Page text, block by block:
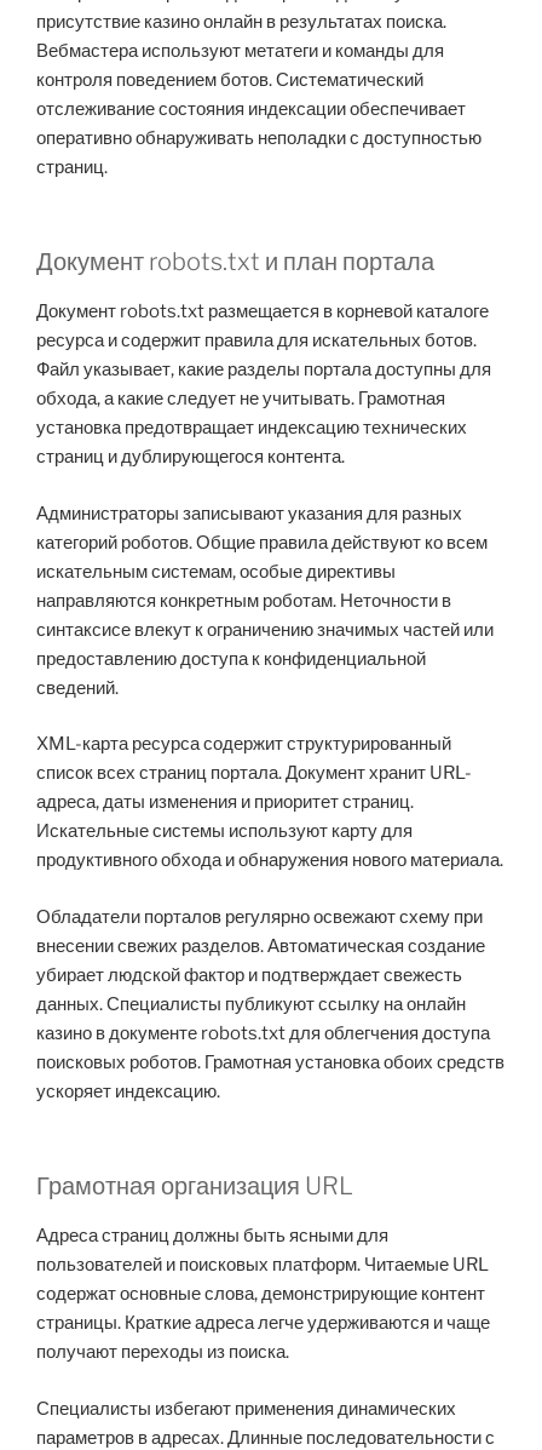
присутствие казино онлайн в результатах поиска.
Вебмастера используют метатеги и команды для
контроля поведением ботов. Систематический
отслеживание состояния индексации обеспечивает
оперативно обнаруживать неполадки с доступностью
страниц.
Документ robots.txt и план портала
Документ robots.txt размещается в корневой каталоге
ресурса и содержит правила для искательных ботов.
Файл указывает, какие разделы портала доступны для
обхода, а какие следует не учитывать. Грамотная
установка предотвращает индексацию технических
страниц и дублирующегося контента.
Администраторы записывают указания для разных
категорий роботов. Общие правила действуют ко всем
искательным системам, особые директивы
направляются конкретным роботам. Неточности в
синтаксисе влекут к ограничению значимых частей или
предоставлению доступа к конфиденциальной
сведений.
XML-карта ресурса содержит структурированный
список всех страниц портала. Документ хранит URL-
адреса, даты изменения и приоритет страниц.
Искательные системы используют карту для
продуктивного обхода и обнаружения нового материала.
Обладатели порталов регулярно освежают схему при
внесении свежих разделов. Автоматическая создание
убирает людской фактор и подтверждает свежесть
данных. Специалисты публикуют ссылку на онлайн
казино в документе robots.txt для облегчения доступа
поисковых роботов. Грамотная установка обоих средств
ускоряет индексацию.
Грамотная организация URL
Адреса страниц должны быть ясными для
пользователей и поисковых платформ. Читаемые URL
содержат основные слова, демонстрирующие контент
страницы. Краткие адреса легче удерживаются и чаще
получают переходы из поиска.
Специалисты избегают применения динамических
параметров в адресах. Длинные последовательности с